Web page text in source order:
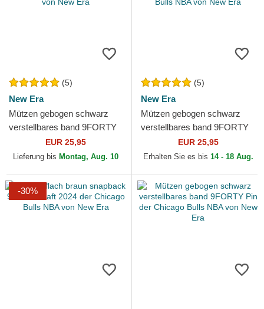
(5)
New Era
Mützen gebogen schwarz
verstellbares band 9FORTY
Essential der Chicago Bulls
NBA von New Era
EUR 25,95
Lieferung bis Montag, Aug. 10
(5)
New Era
Mützen gebogen schwarz
verstellbares band 9FORTY
League Essential der
Chicago Bulls NBA von New
EUR 25,95
Erhalten Sie es bis 14 - 18 Aug.
-30%